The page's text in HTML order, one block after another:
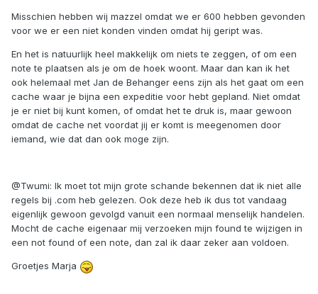
Misschien hebben wij mazzel omdat we er 600 hebben gevonden
voor we er een niet konden vinden omdat hij geript was.
En het is natuurlijk heel makkelijk om niets te zeggen, of om een
note te plaatsen als je om de hoek woont. Maar dan kan ik het
ook helemaal met Jan de Behanger eens zijn als het gaat om een
cache waar je bijna een expeditie voor hebt gepland. Niet omdat
je er niet bij kunt komen, of omdat het te druk is, maar gewoon
omdat de cache net voordat jij er komt is meegenomen door
iemand, wie dat dan ook moge zijn.
@Twumi: Ik moet tot mijn grote schande bekennen dat ik niet alle
regels bij .com heb gelezen. Ook deze heb ik dus tot vandaag
eigenlijk gewoon gevolgd vanuit een normaal menselijk handelen.
Mocht de cache eigenaar mij verzoeken mijn found te wijzigen in
een not found of een note, dan zal ik daar zeker aan voldoen.
Groetjes Marja